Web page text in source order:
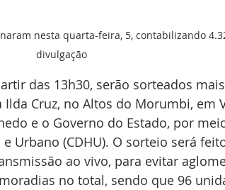
nesta quarta-feira, 5, contabilizando
divulgação
das 13h30, serão sorteados
Cruz, no Altos do Morumbi, em
e o Governo do Estado, por
Urbano (CDHU). O sorteio será
ao vivo, para evitar
no total, sendo que 96